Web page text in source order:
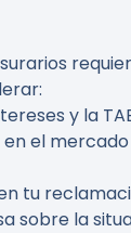
y la
el
tu
sobre la